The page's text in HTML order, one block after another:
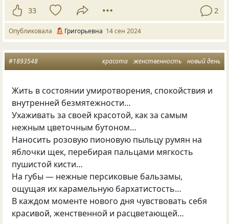
33 2
Опубликовала Григорьевна 14 сен 2024
красота женственность новый день
#1893548
Жить в состоянии умиротворения, спокойствия и
внутренней безмятежности…
Ухаживать за своей красотой, как за самым
нежным цветочным бутоном…
Наносить розовую пионовую пыльцу румян на
яблочки щек, перебирая пальцами мягкость
пушистой кисти…
На губы — нежные персиковые бальзамы,
ощущая их карамельную бархатистость…
В каждом моменте нового дня чувствовать себя
красивой, женственной и расцветающей…